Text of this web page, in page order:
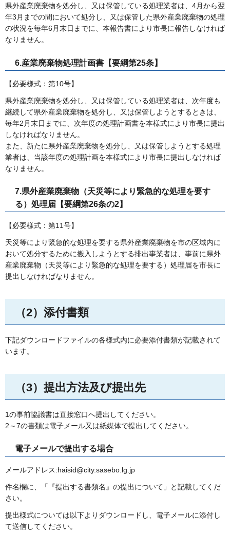
県外産業廃棄物を処分し、又は保管している処理業者は、4月から翌
年3月までの間において処分し、又は保管した県外産業廃棄物の処理
の状況を毎年6月末日までに、本報告書により市長に報告しなければ
なりません。
6.産業廃棄物処理計画書【要綱第25条】
【必要様式：第10号】
県外産業廃棄物を処分し、又は保管している処理業者は、次年度も
継続して県外産業廃棄物を処分し、又は保管しようとするときは、
毎年2月末日までに、次年度の処理計画書を本様式により市長に提出
しなければなりません。
また、新たに県外産業廃棄物を処分し、又は保管しようとする処理
業者は、当該年度の処理計画を本様式により市長に提出しなければ
なりません。
7.県外産業廃棄物（天災等により緊急的な処理を要す
る）処理届【要綱第26条の2】
【必要様式：第11号】
天災等により緊急的な処理を要する県外産業廃棄物を市の区域内に
おいて処分するために搬入しようとする排出事業者は、事前に県外
産業廃棄物（天災等により緊急的な処理を要する）処理届を市長に
提出しなければなりません。
（2）添付書類
下記ダウンロードファイルの各様式内に必要添付書類が記載されて
います。
（3）提出方法及び提出先
1の事前協議書は直接窓口へ提出してください。
2～7の書類は電子メール又は紙媒体で提出してください。
電子メールで提出する場合
メールアドレス:haisid@city.sasebo.lg.jp
件名欄に、「『提出する書類名』の提出について」と記載してくだ
さい。
提出様式については以下よりダウンロードし、電子メールに添付し
て送信してください。